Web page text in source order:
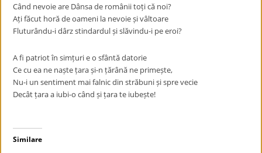
Când nevoie are Dânsa de românii toți că noi?
Ați făcut horă de oameni la nevoie și vâltoare
Fluturându-i dârz stindardul și slăvindu-i pe eroi?
A fi patriot în simțuri e o sfântă datorie
Ce cu ea ne naște țara și-n țărână ne primește,
Nu-i un sentiment mai falnic din străbuni și spre vecie
Decât țara a iubi-o când și țara te iubește!
Similare